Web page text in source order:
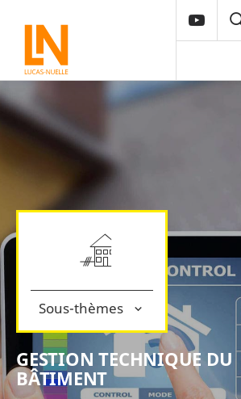
Sous-thèmes
GESTION TECHNIQUE DU
BÂTIMENT